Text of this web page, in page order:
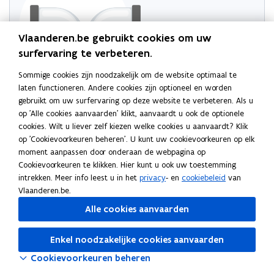
Probeer de pagina opnieuw te laden
Indien dit niet lukt, wacht even en probeer opnieuw
Vlaanderen.be gebruikt cookies om uw
surfervaring te verbeteren.
Sommige cookies zijn noodzakelijk om de website optimaal te
laten functioneren. Andere cookies zijn optioneel en worden
gebruikt om uw surfervaring op deze website te verbeteren. Als u
op 'Alle cookies aanvaarden' klikt, aanvaardt u ook de optionele
cookies. Wilt u liever zelf kiezen welke cookies u aanvaardt? Klik
op 'Cookievoorkeuren beheren'. U kunt uw cookievoorkeuren op elk
moment aanpassen door onderaan de webpagina op
Cookievoorkeuren te klikken. Hier kunt u ook uw toestemming
intrekken. Meer info leest u in het privacy- en cookiebeleid van
Vlaanderen.be.
Alle cookies aanvaarden
Enkel noodzakelijke cookies aanvaarden
Cookievoorkeuren beheren